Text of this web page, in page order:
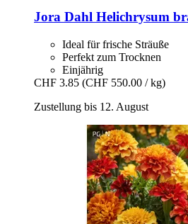
Jora Dahl Helichrysum
Ideal für frische Sträuße
Perfekt zum Trocknen
Einjährig
CHF 3.85 (CHF 550.00 / kg)
Zustellung bis 12. August